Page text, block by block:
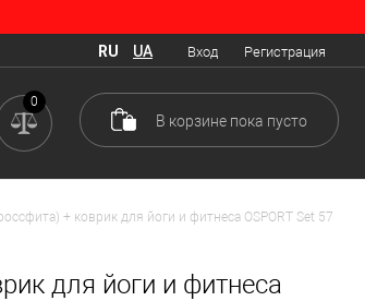
Вход Регистрация
RU UA
0
В корзине пока пусто
+ коврик для йоги и фитнеса OSPORT Set 57
для йоги и фитнеса